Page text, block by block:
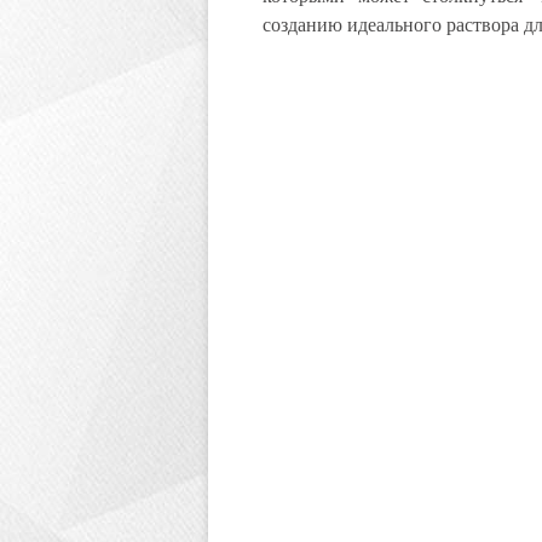
созданию идеального раствора